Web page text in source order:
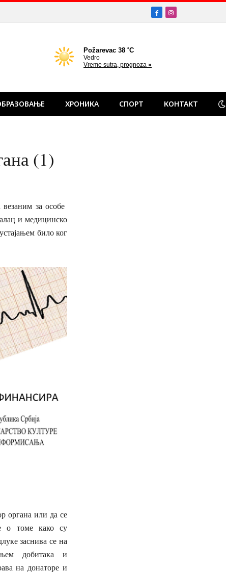
FacebookInstagram
ХРОНИКА СПОРТ КОНТАКТ
(1)
за особе
и медицинско
било ког
органа или да се
о томе како су
заснива се на
добитака и
на донаторе и